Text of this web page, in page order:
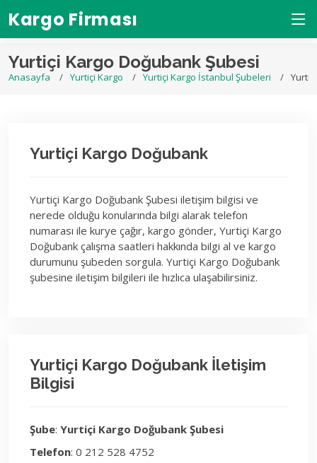
Kargo Firması
Yurtiçi Kargo Doğubank Şubesi
Anasayfa Yurtiçi Kargo Yurtiçi Kargo İstanbul Şubeleri
Yurtiçi Kargo Doğubank
Yurtiçi Kargo Doğubank Şubesi iletişim bilgisi ve
nerede olduğu konularında bilgi alarak telefon
numarası ile kurye çağır, kargo gönder, Yurtiçi Kargo
Doğubank çalışma saatleri hakkında bilgi al ve kargo
durumunu şubeden sorgula. Yurtiçi Kargo Doğubank
şubesine iletişim bilgileri ile hızlıca ulaşabilirsiniz.
Yurtiçi Kargo Doğubank İletişim
Bilgisi
Şube: Yurtiçi Kargo Doğubank Şubesi
Telefon: 0 212 528 4752